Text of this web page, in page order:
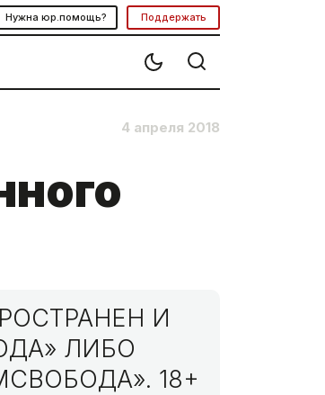
Нужна юр.помощь? Поддержать
4 апреля 2018
И
ЛИБО
18+